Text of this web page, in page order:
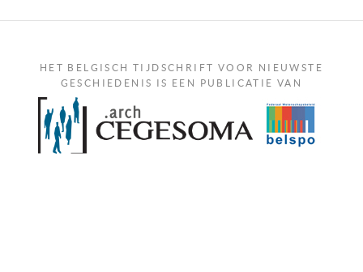
HET BELGISCH TIJDSCHRIFT VOOR NIEUWSTE
GESCHIEDENIS IS EEN PUBLICATIE VAN